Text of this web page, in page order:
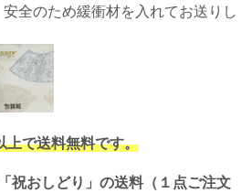
全のため緩衝材を入れてお送りし
で送料無料です。
祝おしどり」の送料（１点ご注文